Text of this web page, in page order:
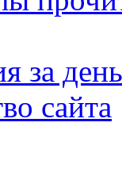
за день
сайта